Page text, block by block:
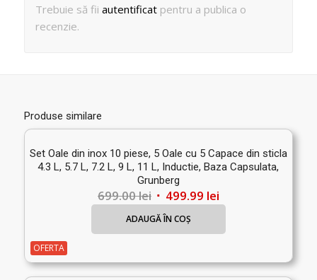
Trebuie să fii autentificatpentru a publica o
recenzie.
Produse similare
Set Oale din inox 10 piese, 5 Oale cu 5 Capace din sticla
4.3 L, 5.7 L, 7.2 L, 9 L, 11 L, Inductie, Baza Capsulata,
Grunberg
699.00lei Prețul
inițial
699.00 lei.
499.99 leiPrețul
curent
este:
ADAUGĂ ÎN COȘ
OFERTA